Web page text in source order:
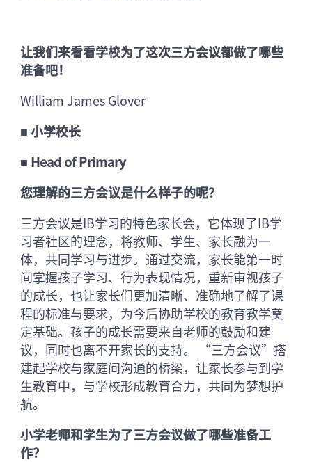
让我们来看看学校为了这次三方会议都做了哪些
准备吧！
William James Glover
■小学校长
■ Head of Primary
您理解的三方会议是什么样子的呢？
三方会议是IB学习的特色家长会，它体现了IB学
习者社区的理念，将教师、学生、家长融为一
体，共同学习与进步。通过交流，家长能第一时
间掌握孩子学习、行为表现情况，重新审视孩子
的成长，也让家长们更加清晰、准确地了解了课
程的标准与要求，为今后协助学校的教育教学奠
定基础。孩子的成长需要来自老师的鼓励和建
议，同时也离不开家长的支持。 “三方会议”搭
建起学校与家庭间沟通的桥梁，让家长参与到学
生教育中，与学校形成教育合力，共同为梦想护
航。
小学老师和学生为了三方会议做了哪些准备工
作？